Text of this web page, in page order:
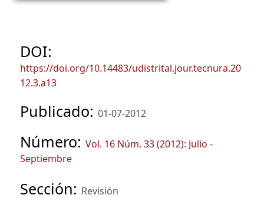
DOI:
https://doi.org/10.14483/udistrital.jour.tecnura.20
12.3.a13
Publicado: 01-07-2012
Número: Vol. 16 Núm. 33 (2012): Julio -
Septiembre
Sección: Revisión